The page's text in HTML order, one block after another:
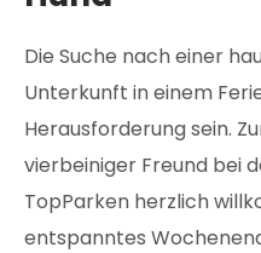
Die Suche nach einer
Unterkunft in einem
Herausforderung sein.
vierbeiniger Freund bei
TopParken herzlich
entspanntes